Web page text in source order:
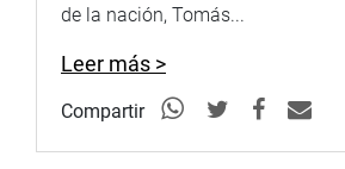
de la nación, Tomás...
Leer más >
Compartir